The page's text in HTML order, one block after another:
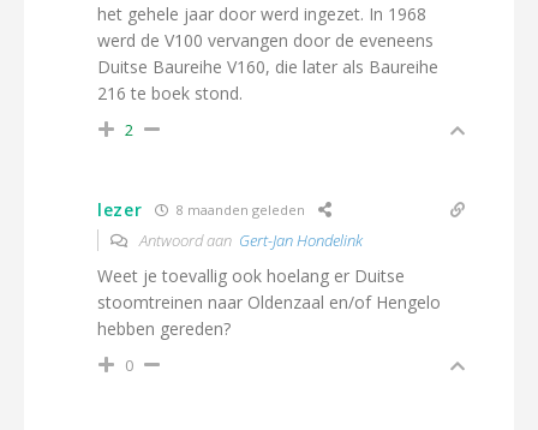
het gehele jaar door werd ingezet. In 1968
werd de V100 vervangen door de eveneens
Duitse Baureihe V160, die later als Baureihe
216 te boek stond.
2
lezer 8 maanden geleden
Antwoord aan Gert-Jan Hondelink
Weet je toevallig ook hoelang er Duitse
stoomtreinen naar Oldenzaal en/of Hengelo
hebben gereden?
0